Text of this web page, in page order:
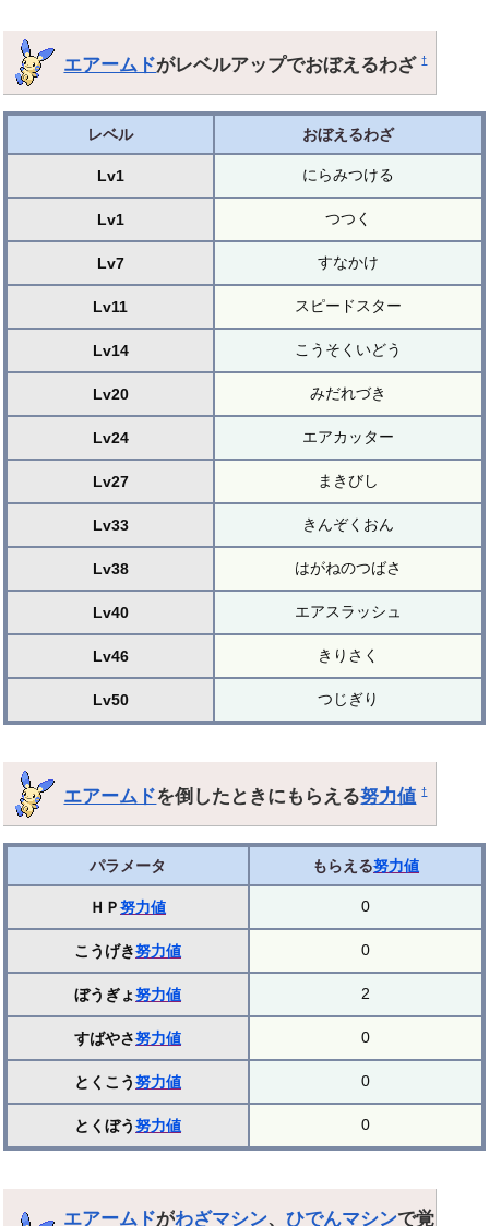
エアームドがレベルアップでおぼえるわざ†
レベル おぼえるわざ
Lv1 にらみつける
Lv1 つつく
Lv7 すなかけ
Lv11 スピードスター
Lv14 こうそくいどう
Lv20 みだれづき
Lv24 エアカッター
Lv27 まきびし
Lv33 きんぞくおん
Lv38 はがねのつばさ
Lv40 エアスラッシュ
Lv46 きりさく
Lv50 つじぎり
エアームドを倒したときにもらえる努力値 †
パラメータ もらえる努力値
ＨＰ努力値 0
こうげき努力値 0
ぼうぎょ努力値 2
すばやさ努力値 0
とくこう努力値 0
とくぼう努力値 0
エアームドがわざマシン、ひでんマシンで覚